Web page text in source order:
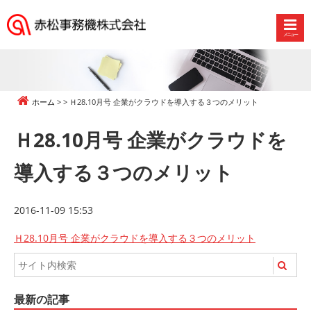
メニュー
社
ホーム Ｈ28.10月号 企業がクラウドを導入する３つのメリット
Ｈ28.10月号 企業がクラウドを
導入する３つのメリット
2016-11-09 15:53
Ｈ28.10月号 企業がクラウドを導入する３つのメリット
最新の記事